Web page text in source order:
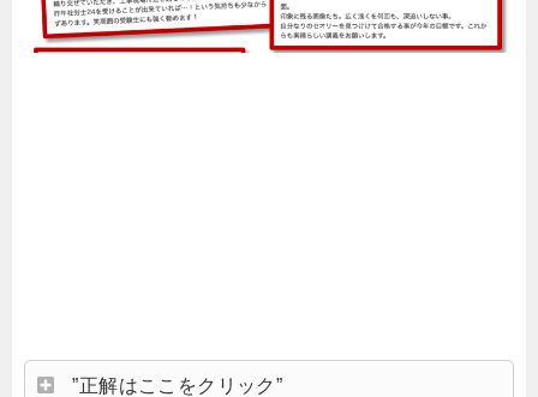
”正解はここをクリック”